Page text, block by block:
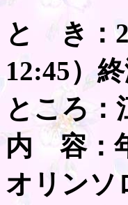
と き：
12:45）
ところ：
内 容：
オリンソ